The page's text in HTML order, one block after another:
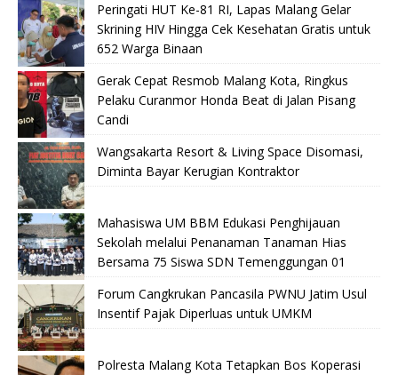
Peringati HUT Ke-81 RI, Lapas Malang Gelar
Skrining HIV Hingga Cek Kesehatan Gratis untuk
652 Warga Binaan
Gerak Cepat Resmob Malang Kota, Ringkus
Pelaku Curanmor Honda Beat di Jalan Pisang
Candi
Wangsakarta Resort & Living Space Disomasi,
Diminta Bayar Kerugian Kontraktor
Mahasiswa UM BBM Edukasi Penghijauan
Sekolah melalui Penanaman Tanaman Hias
Bersama 75 Siswa SDN Temenggungan 01
Forum Cangkrukan Pancasila PWNU Jatim Usul
Insentif Pajak Diperluas untuk UMKM
Polresta Malang Kota Tetapkan Bos Koperasi